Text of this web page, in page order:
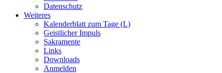
Datenschutz
Weiteres
Kalenderblatt zum Tage (L)
Geistlicher Impuls
Sakramente
Links
Downloads
Anmelden